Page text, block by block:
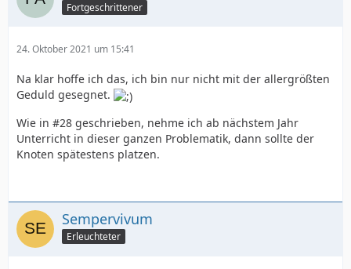
Fortgeschrittener
24. Oktober 2021 um 15:41
Na klar hoffe ich das, ich bin nur nicht mit der allergrößten
Geduld gesegnet.
Wie in #28 geschrieben, nehme ich ab nächstem Jahr
Unterricht in dieser ganzen Problematik, dann sollte der
Knoten spätestens platzen.
Sempervivum
Erleuchteter